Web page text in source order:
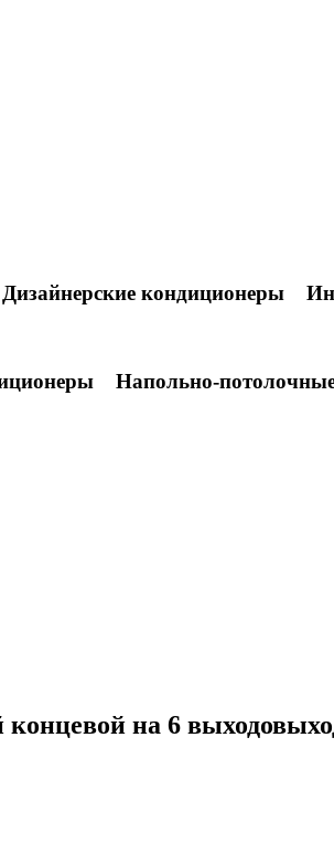
Дизайнерские кондиционеры
Напольно-
на 6